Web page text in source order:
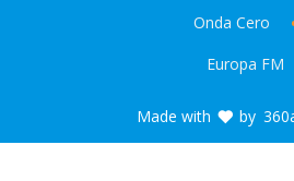
Onda Cero
Europa FM
Made with by